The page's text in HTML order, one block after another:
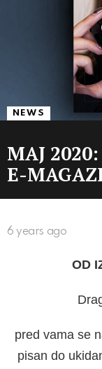
NEWS
MAJ
E-
6 years ago
OD
pred vama se
pisan do